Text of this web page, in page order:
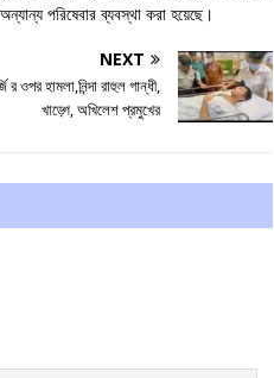
পরিষেবার ব্যবস্থা করা হয়েছে।
NEXT
র ওপর হামলা,নিন্দা রাহুল গান্ধী,
খাড়্গে, অখিলেশ প্রমুখের